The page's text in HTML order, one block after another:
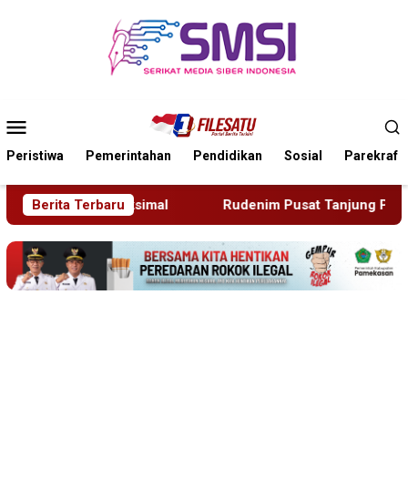
Mobile
Peristiwa Pemerintahan Pendidikan Sosial Parekraf
Berita Terbaru
Pusat Tanjung Pinang Deportasi 25 Warga Negara